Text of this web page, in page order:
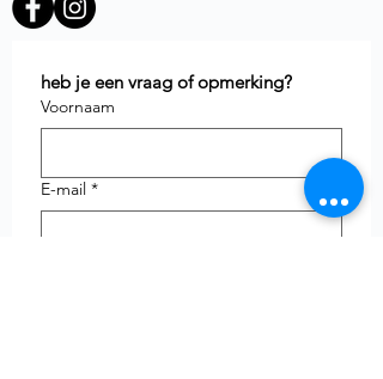
heb je een vraag of opmerking?
Voornaam
E-mail *